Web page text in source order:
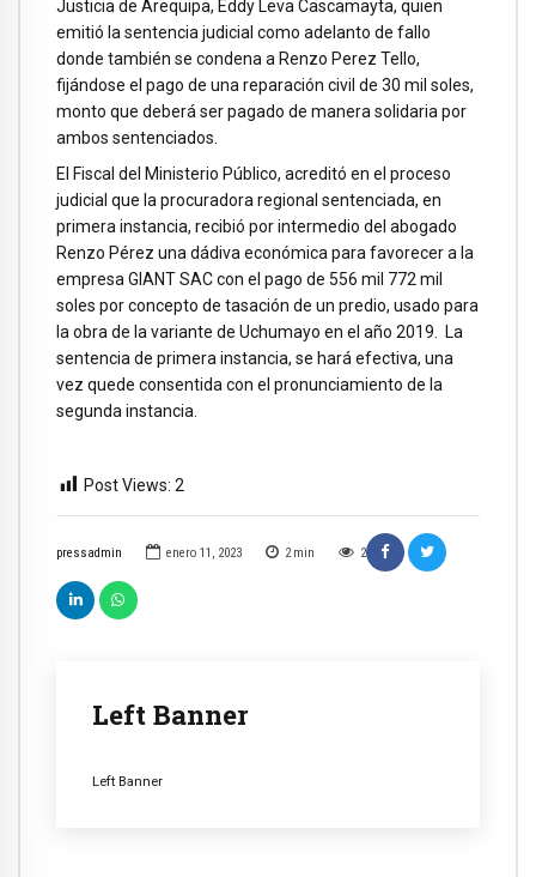
pressadmin enero 11, 2023 2 min 2
Left Banner
Left Banner
Justicia de Arequipa, Eddy Leva Cascamayta, quien
emitió la sentencia judicial como adelanto de fallo
donde también se condena a Renzo Perez Tello,
fijándose el pago de una reparación civil de 30 mil soles,
monto que deberá ser pagado de manera solidaria por
ambos sentenciados.
El Fiscal del Ministerio Público, acreditó en el proceso
judicial que la procuradora regional sentenciada, en
primera instancia, recibió por intermedio del abogado
Renzo Pérez una dádiva económica para favorecer a la
empresa GIANT SAC con el pago de 556 mil 772 mil
soles por concepto de tasación de un predio, usado para
la obra de la variante de Uchumayo en el año 2019. La
sentencia de primera instancia, se hará efectiva, una
vez quede consentida con el pronunciamiento de la
segunda instancia.
Post Views: 2